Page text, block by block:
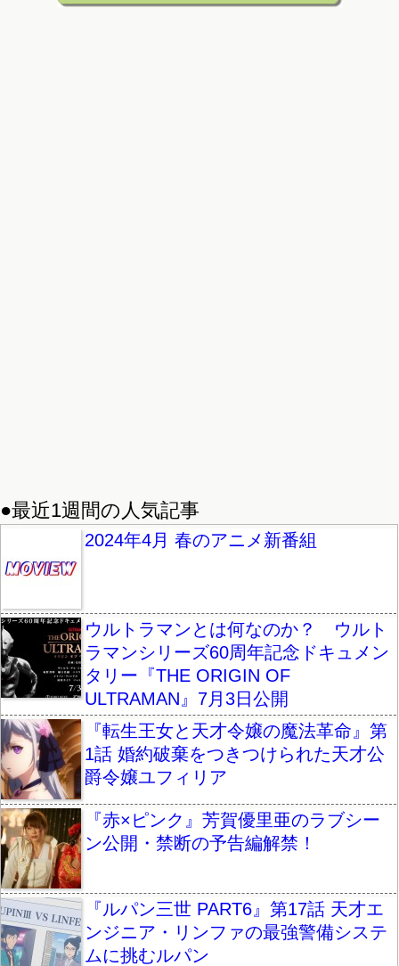
●最近1週間の人気記事
2024年4月 春のアニメ新番組
ウルトラマンとは何なのか？ ウルト
ラマンシリーズ60周年記念ドキュメン
タリー『THE ORIGIN OF
ULTRAMAN』7月3日公開
『転生王女と天才令嬢の魔法革命』第
1話 婚約破棄をつきつけられた天才公
爵令嬢ユフィリア
『赤×ピンク』芳賀優里亜のラブシー
ン公開・禁断の予告編解禁！
『ルパン三世 PART6』第17話 天才エ
ンジニア・リンファの最強警備システ
ムに挑むルパン